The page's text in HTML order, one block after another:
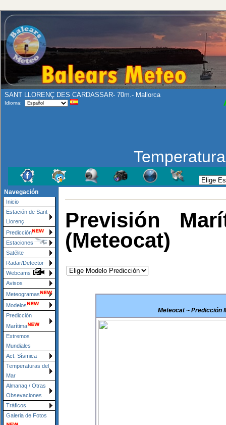
SANT LLORENÇ DES CARDASSAR- 70m.- Mallorca
Idioma:
Navegación
Inicio
Estación de Sant
Llorenç
Predicción
Estaciones
Satélite
Radar/Detector
Webcams
Avisos
Meteogramas
Modelos
Predicción
Marítima
Extremos
Mundiales
Act. Sísmica
Temperaturas del
Mar
Almanaq / Otras
Obsevaciones
Tráficos
Galeria de Fotos
Previsión
(Meteocat)
Meteocat ~ Predicción